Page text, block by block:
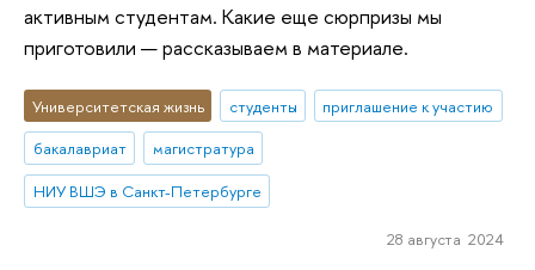
активным студентам. Какие еще сюрпризы мы
приготовили — рассказываем в материале.
Университетская жизнь студенты
приглашение к участию
бакалавриат
магистратура
НИУ ВШЭ в Санкт-Петербурге
28 августа 2024